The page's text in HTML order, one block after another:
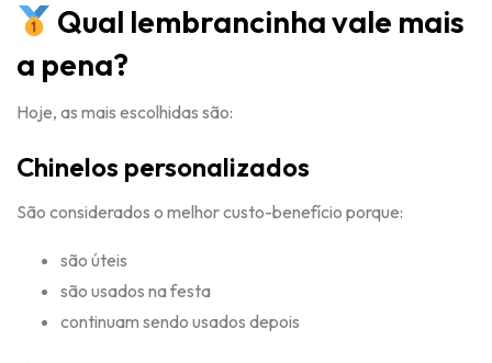
Qual lembrancinha vale mais
a pena?
Hoje, as mais escolhidas são:
Chinelos personalizados
São considerados o melhor custo-benefício porque:
são úteis
são usados na festa
continuam sendo usados depois